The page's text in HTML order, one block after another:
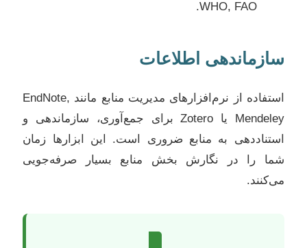
WHO, FAO.
سازماندهی اطلاعات
استفاده از نرم‌افزارهای مدیریت منابع مانند EndNote,
Mendeley یا Zotero برای جمع‌آوری، سازماندهی و
استناددهی به منابع ضروری است. این ابزارها زمان
شما را در نگارش بخش منابع بسیار صرفه‌جویی
می‌کنند.